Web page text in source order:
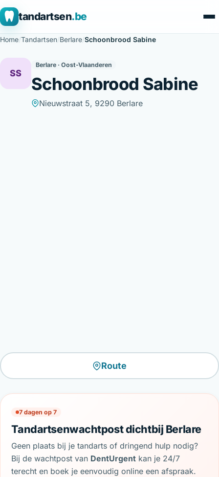
tandartsen.be
Home/Tandartsen/Berlare/Schoonbrood Sabine
SS
Berlare · Oost-Vlaanderen
Schoonbrood Sabine
Nieuwstraat 5, 9290 Berlare
Route
7 dagen op 7
Tandartsenwachtpost dichtbij Berlare
Geen plaats bij je tandarts of dringend hulp nodig?
Bij de wachtpost van DentUrgent kan je 24/7
terecht en boek je eenvoudig online een afspraak.